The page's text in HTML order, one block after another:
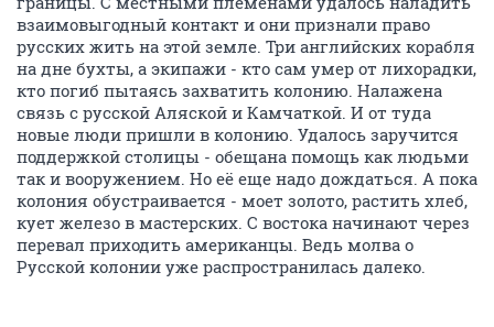
взаимовыгодный контакт и они признали право
русских жить на этой земле. Три английских корабля
на дне бухты, а экипажи - кто сам умер от лихорадки,
кто погиб пытаясь захватить колонию. Налажена
связь с русской Аляской и Камчаткой. И от туда
новые люди пришли в колонию. Удалось заручится
поддержкой столицы - обещана помощь как людьми
так и вооружением. Но её еще надо дождаться. А пока
колония обустраивается - моет золото, растить хлеб,
кует железо в мастерских. С востока начинают через
перевал приходить американцы. Ведь молва о
Русской колонии уже распространилась далеко.